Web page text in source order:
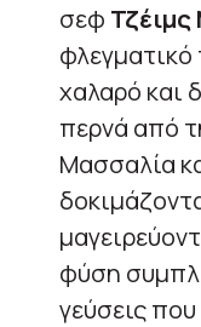
σεφ Τζέιμς
φλεγματικό
χαλαρό και
περνά από
Μασσαλία
φύση
γεύσεις